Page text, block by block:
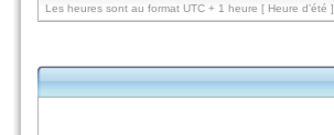
Les heures sont au format UTC + 1 heure [ Heure d’été ]